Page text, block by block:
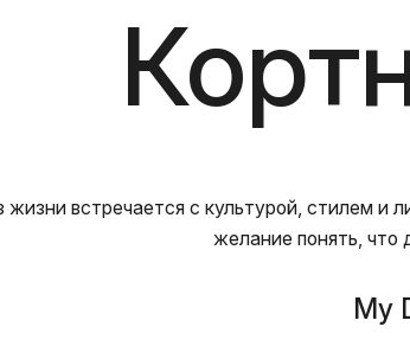
жизни встречается с культурой, стилем
желание понять, что
My